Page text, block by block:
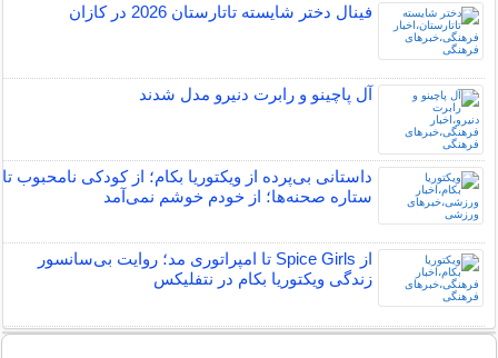
فینال دختر شایسته تاتارستان 2026 در کازان
آل پاچینو و رابرت دنیرو مدل شدند
داستانی بی‌پرده از ویکتوریا بکام؛ از کودکی نامحبوب تا
ستاره صحنه‌ها؛ از خودم خوشم نمی‌آمد
از Spice Girls تا امپراتوری مد؛ روایت بی‌سانسور
زندگی ویکتوریا بکام در نتفلیکس